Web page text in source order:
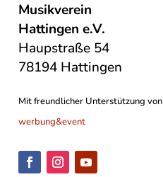
Musikverein
Hattingen e.V.
Haupstraße 54
78194 Hattingen
Mit freundlicher Unterstützung von
werbung&event